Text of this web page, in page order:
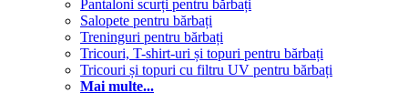
Pantaloni scurți pentru bărbați
Salopete pentru bărbați
Treninguri pentru bărbați
Tricouri, T-shirt-uri și topuri pentru bărbați
Tricouri și topuri cu filtru UV pentru bărbați
Mai multe...